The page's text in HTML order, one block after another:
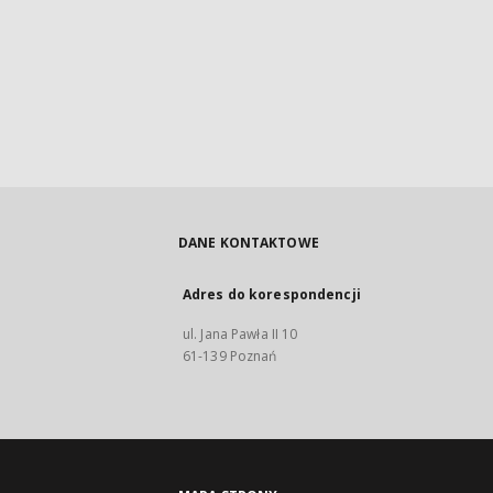
DANE KONTAKTOWE
Adres do korespondencji
ul. Jana Pawła II 10
61-139 Poznań